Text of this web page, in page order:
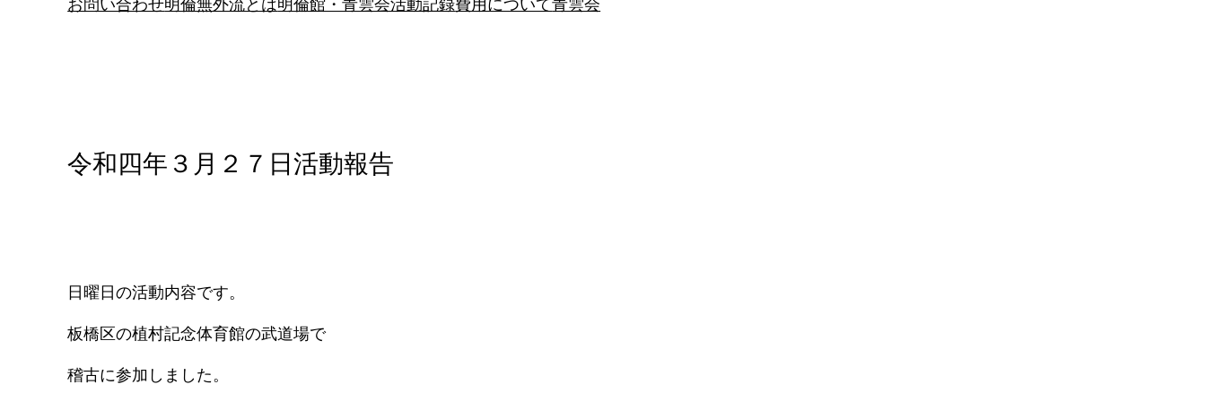
お問い合わせ明倫無外流とは明倫館・青雲会活動記録費用について青雲会
令和四年３月２７日活動報告
日曜日の活動内容です。
板橋区の植村記念体育館の武道場で
稽古に参加しました。